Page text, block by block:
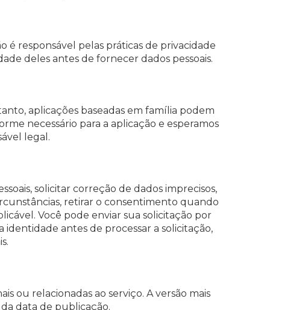
é responsável pelas práticas de privacidade
deles antes de fornecer dados pessoais.
aplicações baseadas em família podem
necessário para a aplicação e esperamos
legal.
solicitar correção de dados imprecisos,
retirar o consentimento quando
Você pode enviar sua solicitação por
identidade antes de processar a solicitação,
ou relacionadas ao serviço. A versão mais
data de publicação.